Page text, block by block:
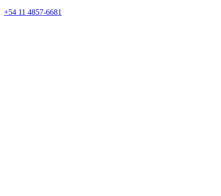
+54 11 4857-6681